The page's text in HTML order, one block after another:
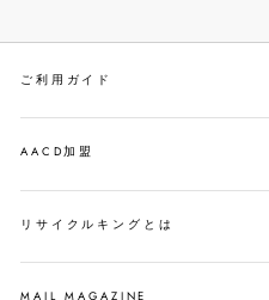
ご利用ガイド
AACD加盟
リサイクルキングとは
MAIL MAGAZINE